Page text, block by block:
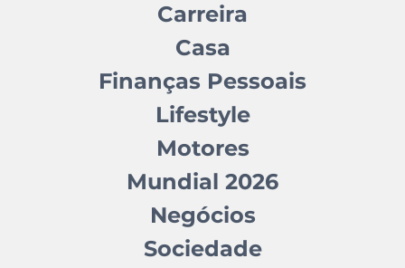
Carreira
Casa
Finanças Pessoais
Lifestyle
Motores
Mundial 2026
Negócios
Sociedade